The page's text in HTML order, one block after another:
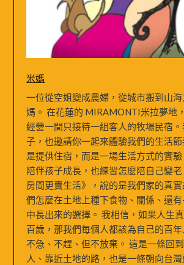
米媽
一位從空姐變成農婦，從城市搬到山
媽。 在花蓮的 MIRAMONTI米拉夢地
經營一間只接待一組客人的牧場民宿
子，也邀請你一起來體驗我們的生活節
是提供住宿，而是一場生活方式的實
陪伴孩子成長，也練習怎麼陪自己變
房間更賣生活》，說的是我們家的真
們怎麼在土地上種下食物、關係、還
中長出來的選擇。 我相信，如果人生
百歲，那我們每個人都該為自己的百年
不急、不趕、但不放棄。 這是一條回
人、靠近土地的路，也是一條朝向台